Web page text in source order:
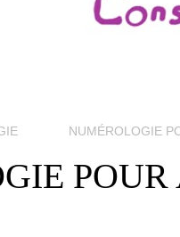
NUMÉROLOGIE
POUR